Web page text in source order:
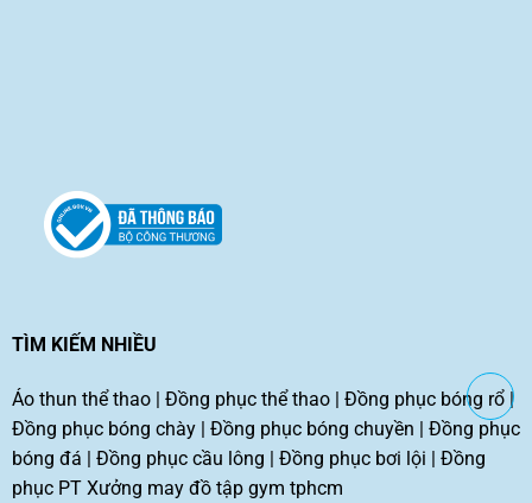
TÌM KIẾM NHIỀU
Áo thun thể thao| Đồng phục thể thao| Đồng phục bóng rổ|
Đồng phục bóng chày| Đồng phục bóng chuyền | Đồng phục
bóng đá | Đồng phục cầu lông | Đồng phục bơi lội | Đồng
phục PT Xưởng may đồ tập gym tphcm